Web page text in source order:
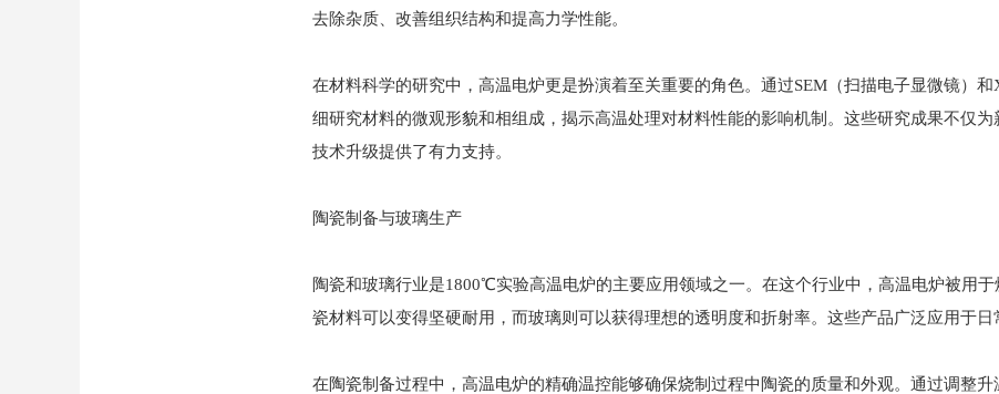
去除杂质、改善组织结构和提高力学性能。
在材料科学的研究中，高温电炉更是扮演着至关重要的角色。通过SEM（扫描电子显微镜）
细研究材料的微观形貌和相组成，揭示高温处理对材料性能的影响机制。这些研究成果不仅
技术升级提供了有力支持。
陶瓷制备与玻璃生产
陶瓷和玻璃行业是1800℃实验高温电炉的主要应用领域之一。在这个行业中，高温电炉被用
瓷材料可以变得坚硬耐用，而玻璃则可以获得理想的透明度和折射率。这些产品广泛应用于日
在陶瓷制备过程中，高温电炉的精确温控能够确保烧制过程中陶瓷的质量和外观。通过调整